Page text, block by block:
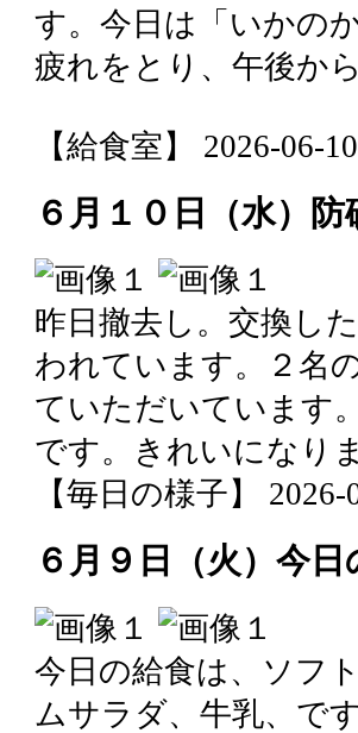
す。今日は「いかの
疲れをとり、午後か
【給食室】 2026-06-
６月１０日（水）
昨日撤去し。交換し
われています。２名
ていただいています
です。きれいになり
【毎日の様子】
６月９日（火）今
今日の給食は、ソフ
ムサラダ、牛乳、で